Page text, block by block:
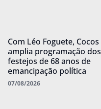
Com Léo Foguete, Cocos
amplia programação dos
festejos de 68 anos de
emancipação política
07/08/2026